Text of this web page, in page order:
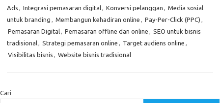
Ads , Integrasi pemasaran digital, Konversi pelanggan , Media sosial
untuk branding , Membangun kehadiran online , Pay-Per-Click (PPC) ,
Pemasaran Digital, Pemasaran offline dan online , SEO untuk bisnis
tradisional, Strategi pemasaran online , Target audiens online ,
Visibilitas bisnis , Website bisnis tradisional
Cari